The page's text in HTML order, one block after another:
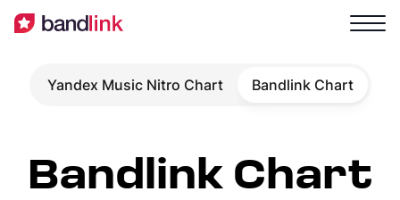
Yandex Music Nitro Chart Bandlink Chart
Bandlink Chart